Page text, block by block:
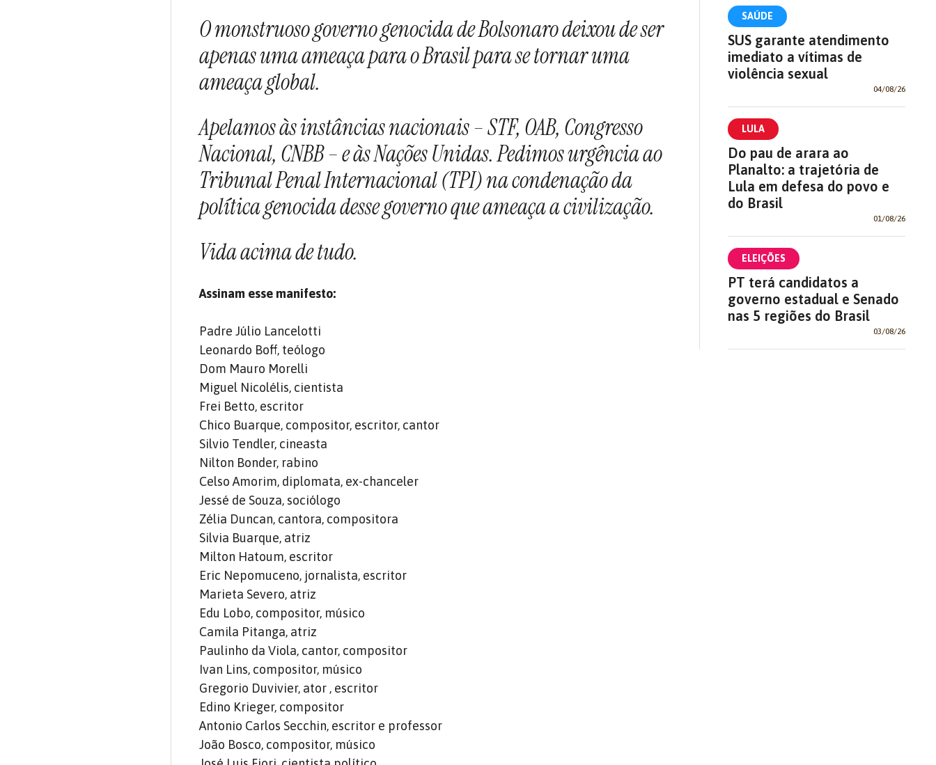
O monstruoso governo genocida de Bolsonaro deixou de ser
apenas uma ameaça para o Brasil para se tornar uma
ameaça global.
Apelamos às instâncias nacionais – STF, OAB, Congresso
Nacional, CNBB – e às Nações Unidas. Pedimos urgência ao
Tribunal Penal Internacional (TPI) na condenação da
política genocida desse governo que ameaça a civilização.
Vida acima de tudo.
Assinam esse manifesto:
Padre Júlio Lancelotti
Leonardo Boff, teólogo
Dom Mauro Morelli
Miguel Nicolélis, cientista
Frei Betto, escritor
Chico Buarque, compositor, escritor, cantor
Silvio Tendler, cineasta
Nilton Bonder, rabino
Celso Amorim, diplomata, ex-chanceler
Jessé de Souza, sociólogo
Zélia Duncan, cantora, compositora
Silvia Buarque, atriz
Milton Hatoum, escritor
Eric Nepomuceno, jornalista, escritor
Marieta Severo, atriz
Edu Lobo, compositor, músico
Camila Pitanga, atriz
Paulinho da Viola, cantor, compositor
Ivan Lins, compositor, músico
Gregorio Duvivier, ator , escritor
Edino Krieger, compositor
Antonio Carlos Secchin, escritor e professor
João Bosco, compositor, músico
SAÚDE
SUS garante atendimento
imediato a vítimas de
violência sexual
04/08/26
LULA
Do pau de arara ao
Planalto: a trajetória de
Lula em defesa do povo e
do Brasil
01/08/26
ELEIÇÕES
PT terá candidatos a
governo estadual e Senado
nas 5 regiões do Brasil
03/08/26